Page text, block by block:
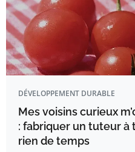
DÉVELOPPEMENT DURABLE
Mes voisins curieux
: fabriquer un tuteur à
rien de temps